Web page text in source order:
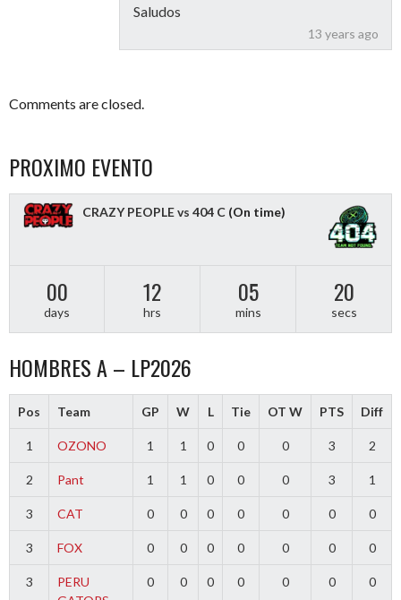
13 years ago
Saludos
Comments are closed.
PROXIMO EVENTO
CRAZY PEOPLE vs 404 C (On time)
00
days
12
hrs
05
mins
20
secs
HOMBRES A – LP2026
Pos Team GP W L Tie OT W PTS Diff
1 OZONO 1 1 0 0 0 3 2
2 Pant 1 1 0 0 0 3 1
3 CAT 0 0 0 0 0 0 0
3 FOX 0 0 0 0 0 0 0
3
PERU
0 0 0 0 0 0 0